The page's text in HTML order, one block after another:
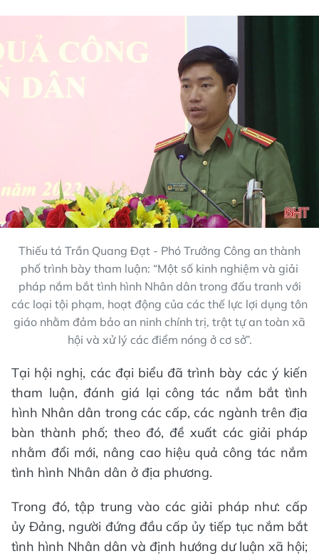
Thiếu tá Trần Quang Đạt - Phó Trưởng Công an thành
phố trình bày tham luận: “Một số kinh nghiệm và giải
pháp nắm bắt tình hình Nhân dân trong đấu tranh với
các loại tội phạm, hoạt động của các thế lực lợi dụng tôn
giáo nhằm đảm bảo an ninh chính trị, trật tự an toàn xã
hội và xử lý các điểm nóng ở cơ sở”.
Tại hội nghị, các đại biểu đã trình bày các ý kiến
tham luận, đánh giá lại công tác nắm bắt tình
hình Nhân dân trong các cấp, các ngành trên địa
bàn thành phố; theo đó, đề xuất các giải pháp
nhằm đổi mới, nâng cao hiệu quả công tác nắm
tình hình Nhân dân ở địa phương.
Trong đó, tập trung vào các giải pháp như: cấp
ủy Đảng, người đứng đầu cấp ủy tiếp tục nắm bắt
tình hình Nhân dân và định hướng dư luận xã hội;